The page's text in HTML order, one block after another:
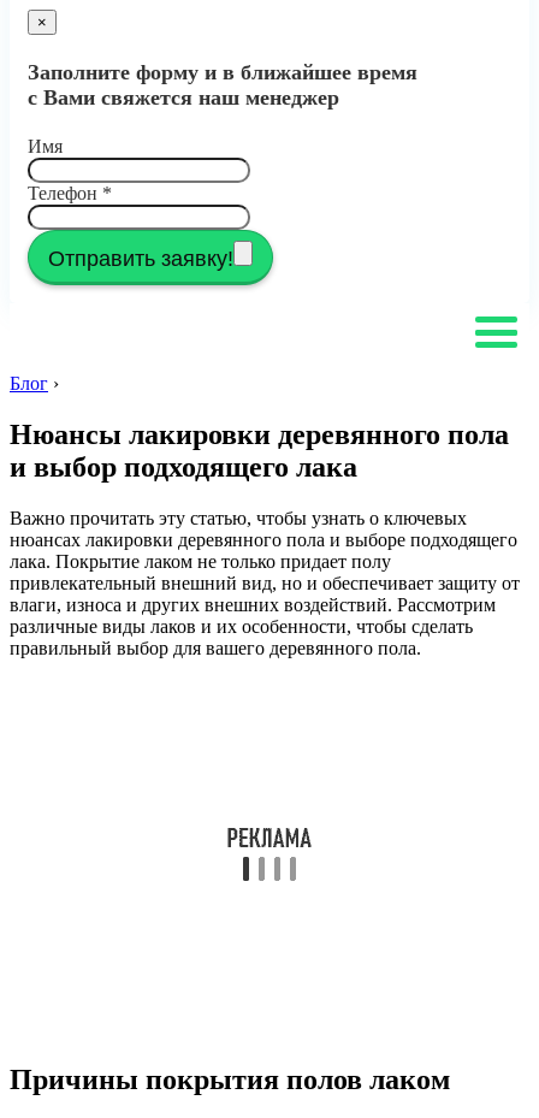
×
Заполните форму и в ближайшее время
с Вами свяжется наш менеджер
Имя
Телефон *
Отправить заявку!
Блог ›
Нюансы лакировки деревянного пола
и выбор подходящего лака
Важно прочитать эту статью, чтобы узнать о ключевых
нюансах лакировки деревянного пола и выборе подходящего
лака. Покрытие лаком не только придает полу
привлекательный внешний вид, но и обеспечивает защиту от
влаги, износа и других внешних воздействий. Рассмотрим
различные виды лаков и их особенности, чтобы сделать
правильный выбор для вашего деревянного пола.
Причины покрытия полов лаком